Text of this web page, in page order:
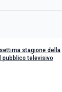
stagione della
pubblico televisivo